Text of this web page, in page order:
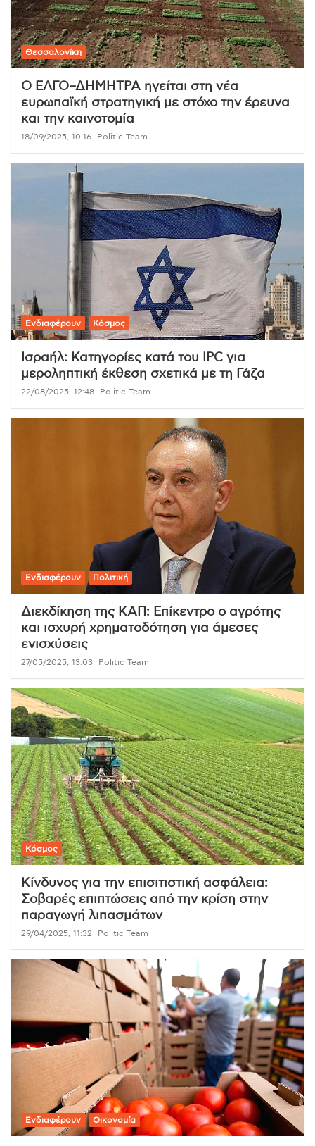
Θεσσαλονίκη
Ο ΕΛΓΟ–ΔΗΜΗΤΡΑ ηγείται στη νέα
ευρωπαϊκή στρατηγική με στόχο την έρευνα
και την καινοτομία
18/09/2025, 10:16 Politic Team
Ενδιαφέρουν Κόσμος
Ισραήλ: Κατηγορίες κατά του IPC για
μεροληπτική έκθεση σχετικά με τη Γάζα
22/08/2025, 12:48 Politic Team
Ενδιαφέρουν Πολιτική
Διεκδίκηση της ΚΑΠ: Επίκεντρο ο αγρότης
και ισχυρή χρηματοδότηση για άμεσες
ενισχύσεις
27/05/2025, 13:03 Politic Team
Κόσμος
Κίνδυνος για την επισιτιστική ασφάλεια:
Σοβαρές επιπτώσεις από την κρίση στην
παραγωγή λιπασμάτων
29/04/2025, 11:32 Politic Team
Ενδιαφέρουν Οικονομία